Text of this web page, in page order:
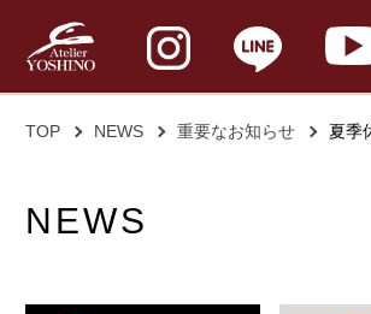
TOP NEWS 重要なお知らせ 夏季
NEWS